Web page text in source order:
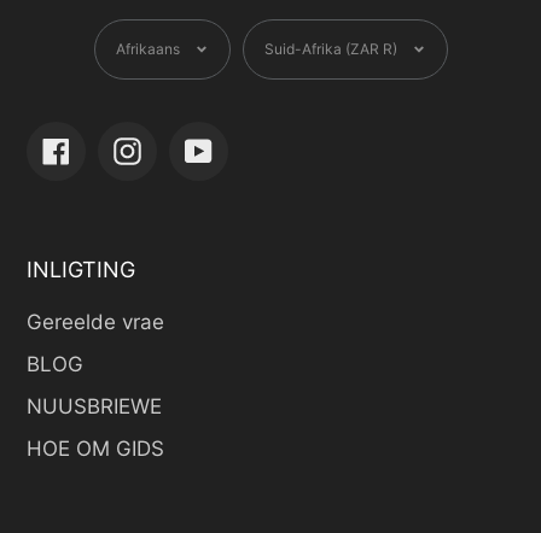
Taal
Afrikaans Geldeenheid
Suid-Afrika (ZAR R)
FacebookInstagramYouTube
INLIGTING
Gereelde vrae
BLOG
NUUSBRIEWE
HOE OM GIDS